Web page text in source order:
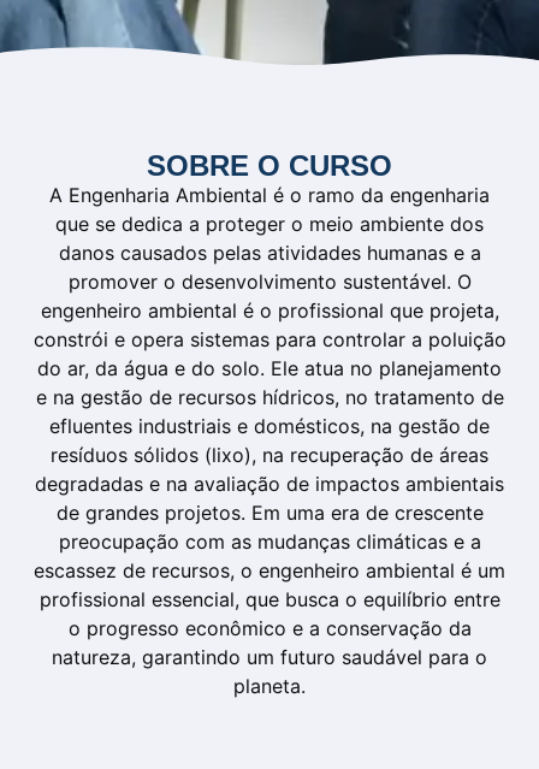
SOBRE O CURSO
A Engenharia Ambiental é o ramo da engenharia
que se dedica a proteger o meio ambiente dos
danos causados pelas atividades humanas e a
promover o desenvolvimento sustentável. O
engenheiro ambiental é o profissional que projeta,
constrói e opera sistemas para controlar a poluição
do ar, da água e do solo. Ele atua no planejamento
e na gestão de recursos hídricos, no tratamento de
efluentes industriais e domésticos, na gestão de
resíduos sólidos (lixo), na recuperação de áreas
degradadas e na avaliação de impactos ambientais
de grandes projetos. Em uma era de crescente
preocupação com as mudanças climáticas e a
escassez de recursos, o engenheiro ambiental é um
profissional essencial, que busca o equilíbrio entre
o progresso econômico e a conservação da
natureza, garantindo um futuro saudável para o
planeta.